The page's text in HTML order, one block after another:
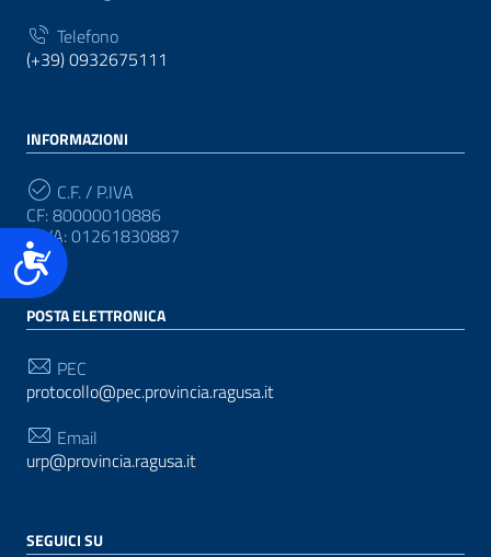
Accessibilità
Telefono
(+39) 0932675111
INFORMAZIONI
C.F. / P.IVA
CF: 80000010886
P.IVA: 01261830887
POSTA ELETTRONICA
PEC
protocollo@pec.provincia.ragusa.it
Email
urp@provincia.ragusa.it
SEGUICI SU